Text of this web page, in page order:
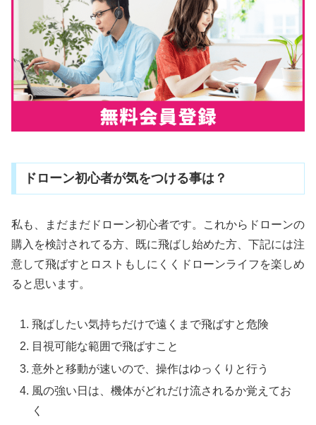
ドローン初心者が気をつける事は？
私も、まだまだドローン初心者です。これからドローンの
購入を検討されてる方、既に飛ばし始めた方、下記には注
意して飛ばすとロストもしにくくドローンライフを楽しめ
ると思います。
飛ばしたい気持ちだけで遠くまで飛ばすと危険
目視可能な範囲で飛ばすこと
意外と移動が速いので、操作はゆっくりと行う
風の強い日は、機体がどれだけ流されるか覚えてお
く